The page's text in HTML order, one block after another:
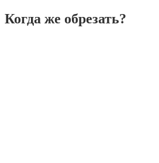
Когда же обрезать?